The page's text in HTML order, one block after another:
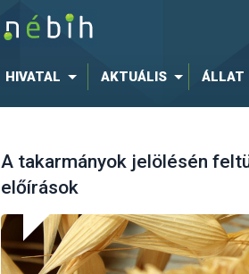
HIVATAL AKTUÁLIS ÁLLAT
A takarmányok jelölésén
előírások